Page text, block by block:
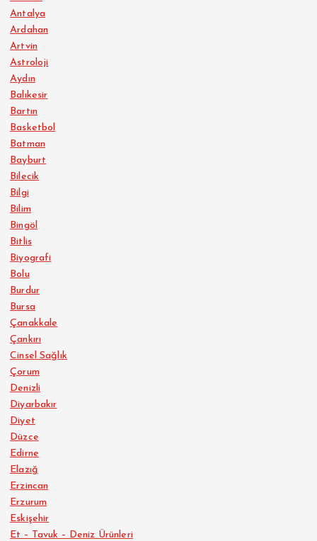
Antalya
Ardahan
Artvin
Astroloji
Aydın
Balıkesir
Bartın
Basketbol
Batman
Bayburt
Bilecik
Bilgi
Bilim
Bingöl
Bitlis
Biyografi
Bolu
Burdur
Bursa
Çanakkale
Çankırı
Cinsel Sağlık
Çorum
Denizli
Diyarbakır
Diyet
Düzce
Edirne
Elazığ
Erzincan
Erzurum
Eskişehir
Et – Tavuk – Deniz Ürünleri